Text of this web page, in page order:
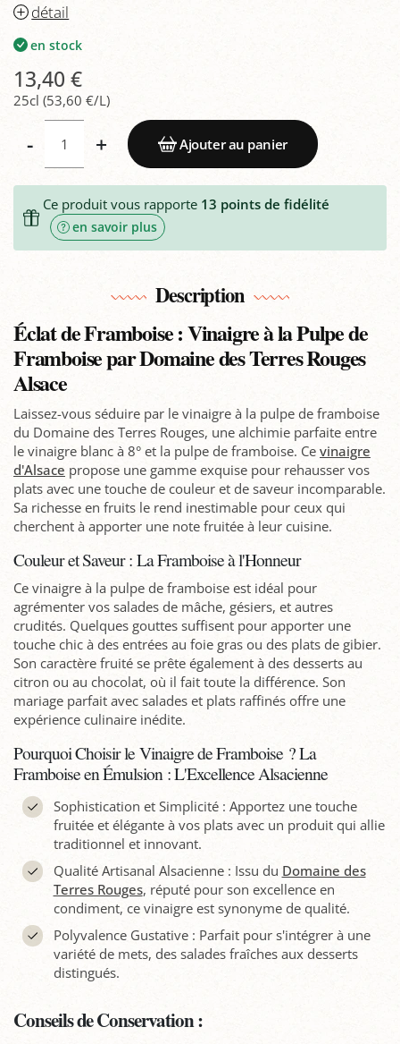
détail
en stock
13,40 €
25cl (53,60 €/L)
- + Ajouter au panier
Ce produit vous rapporte 13 points de fidélité
en savoir plus
Description
Éclat de Framboise : Vinaigre à la Pulpe de
Framboise par Domaine des Terres Rouges
Alsace
Laissez-vous séduire par le vinaigre à la pulpe de framboise
du Domaine des Terres Rouges, une alchimie parfaite entre
le vinaigre blanc à 8° et la pulpe de framboise. Ce vinaigre
d'Alsace propose une gamme exquise pour rehausser vos
plats avec une touche de couleur et de saveur incomparable.
Sa richesse en fruits le rend inestimable pour ceux qui
cherchent à apporter une note fruitée à leur cuisine.
Couleur et Saveur : La Framboise à l'Honneur
Ce vinaigre à la pulpe de framboise est idéal pour
agrémenter vos salades de mâche, gésiers, et autres
crudités. Quelques gouttes suffisent pour apporter une
touche chic à des entrées au foie gras ou des plats de gibier.
Son caractère fruité se prête également à des desserts au
citron ou au chocolat, où il fait toute la différence. Son
mariage parfait avec salades et plats raffinés offre une
expérience culinaire inédite.
Pourquoi Choisir le Vinaigre de Framboise ? La
Framboise en Émulsion : L'Excellence Alsacienne
Sophistication et Simplicité : Apportez une touche
fruitée et élégante à vos plats avec un produit qui allie
traditionnel et innovant.
Qualité Artisanal Alsacienne : Issu du Domaine des
Terres Rouges, réputé pour son excellence en
condiment, ce vinaigre est synonyme de qualité.
Polyvalence Gustative : Parfait pour s'intégrer à une
variété de mets, des salades fraîches aux desserts
distingués.
Conseils de Conservation :